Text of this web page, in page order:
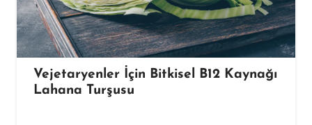
Vejetaryenler İçin Bitkisel B12 Kaynağı
Lahana Turşusu